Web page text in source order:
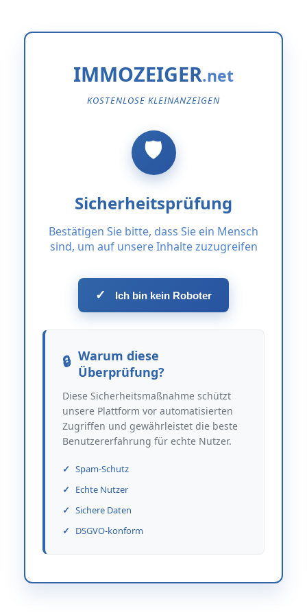
IMMOZEIGER
KOSTENLOSE KLEINANZEIGEN
Sicherheitsprüfung
Bestätigen Sie bitte, dass Sie ein Mensch
sind, um auf unsere Inhalte zuzugreifen
✓ Ich bin kein Roboter
Warum diese
Überprüfung?
Diese Sicherheitsmaßnahme schützt
unsere Plattform vor automatisierten
Zugriffen und gewährleistet die beste
Benutzererfahrung für echte Nutzer.
Spam-Schutz
Echte Nutzer
Sichere Daten
DSGVO-konform